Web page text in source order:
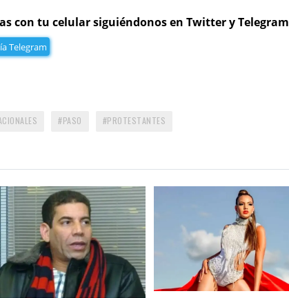
con tu celular siguiéndonos en Twitter y Telegram
Telegram
PASO PROTESTANTES